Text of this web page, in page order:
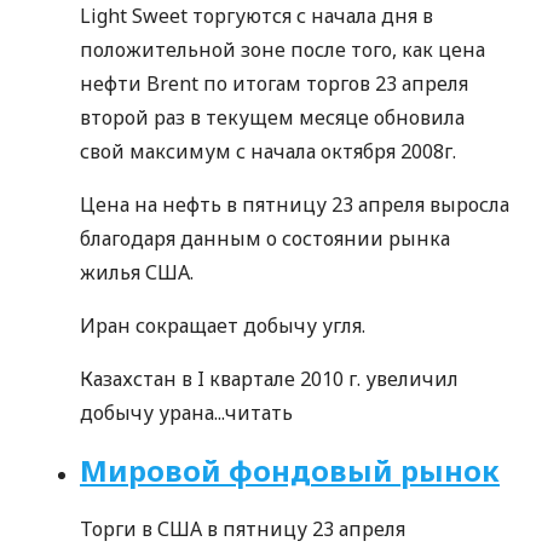
Light Sweet торгуются с начала дня в
положительной зоне после того, как цена
нефти Brent по итогам торгов 23 апреля
второй раз в текущем месяце обновила
свой максимум с начала октября 2008г.
Цена на нефть в пятницу 23 апреля выросла
благодаря данным о состоянии рынка
жилья США.
Иран сокращает добычу угля.
Казахстан в I квартале 2010 г. увеличил
добычу урана...читать
Мировой фондовый рынок
Торги в США в пятницу 23 апреля